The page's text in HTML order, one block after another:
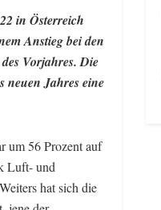
in Österreich
Anstieg bei den
Vorjahres. Die
neuen Jahres eine
um 56 Prozent auf
Luft- und
hat sich die